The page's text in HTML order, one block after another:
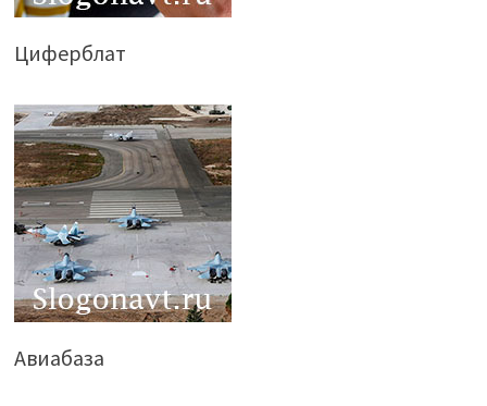
Циферблат
Авиабаза